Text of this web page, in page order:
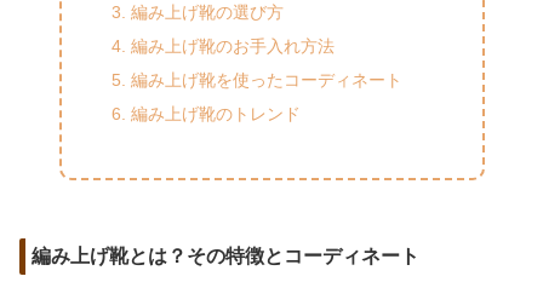
編み上げ靴の選び方
編み上げ靴のお手入れ方法
編み上げ靴を使ったコーディネート
編み上げ靴のトレンド
編み上げ靴とは？その特徴とコーディネート